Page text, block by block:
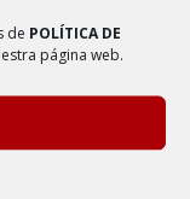
de POLÍTICA DE
página web.
quemado